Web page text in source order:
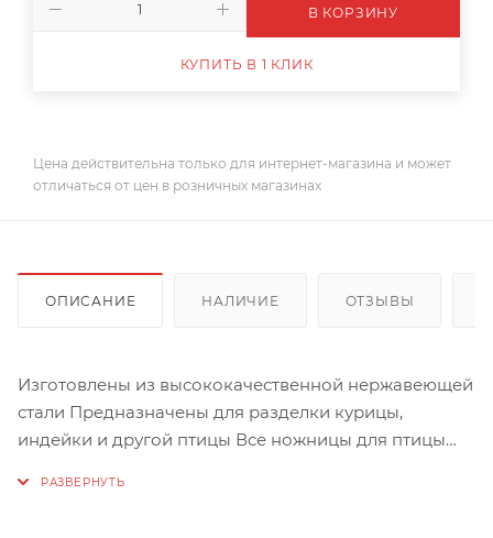
В КОРЗИНУ
КУПИТЬ В 1 КЛИК
Цена действительна только для интернет-магазина и может
отличаться от цен в розничных магазинах
ОПИСАНИЕ НАЛИЧИЕ ОТЗЫВЫ
Изготовлены из высококачественной нержавеющей
стали Предназначены для разделки курицы,
индейки и другой птицы Все ножницы для птицы